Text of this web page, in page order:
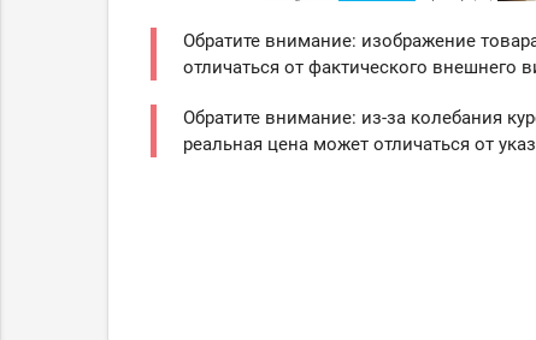
Обратите внимание: изображение
отличаться от фактического внешнего
Обратите внимание: из-за колебания
реальная цена может отличаться от